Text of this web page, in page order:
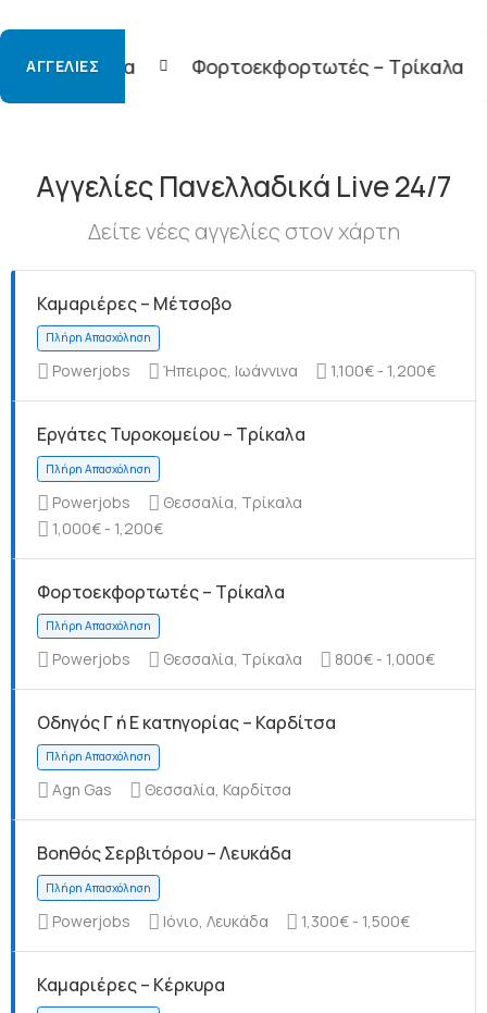
ΑΓΓΕΛΊΕΣ
Φορτοεκφορτωτές – Τρίκαλα Οδηγός Γ ή Ε
Αγγελίες Πανελλαδικά Live 24/7
Δείτε νέες αγγελίες στον χάρτη
Καμαριέρες – Μέτσοβο
Πλήρη Απασχόληση
Powerjobs Ήπειρος, Ιωάννινα 1,100€ - 1,200€
Εργάτες Τυροκομείου – Τρίκαλα
Πλήρη Απασχόληση
Powerjobs
Θεσσαλία, Τρίκαλα
1,000€ - 1,200€
Φορτοεκφορτωτές – Τρίκαλα
Πλήρη Απασχόληση
Powerjobs Θεσσαλία, Τρίκαλα 800€ - 1,000€
Οδηγός Γ ή Ε κατηγορίας – Καρδίτσα
Agn Gas Θεσσαλία, Καρδίτσα
Βοηθός Σερβιτόρου – Λευκάδα
Powerjobs Ιόνιο, Λευκάδα 1,300€ - 1,500€
Καμαριέρες – Κέρκυρα